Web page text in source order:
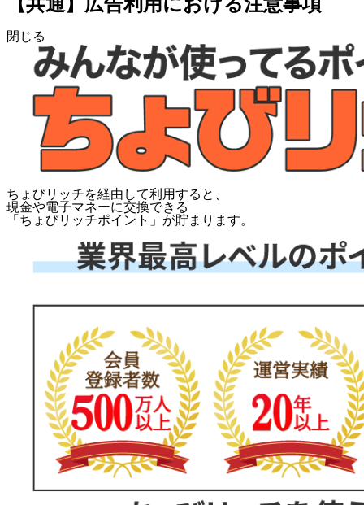
【共通】広告利用における注意事項
閉じる
ちょびリッチを経由して利用すると、
現金や電子マネーに交換できる
「 ちょびリッチポイント 」が貯まります。